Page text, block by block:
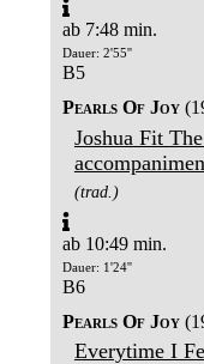
ab 7:48 min.
Dauer: 2'55''
B5
Pearls Of Joy
Joshua Fit
(trad.)
ab 10:49 min.
Dauer: 1'24''
B6
Pearls Of Joy
Everytime I